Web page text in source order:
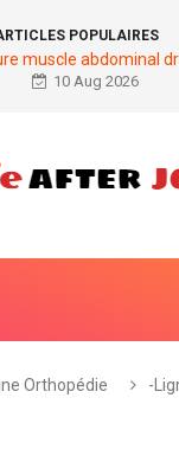
POPULAIRES
muscle abdominal
10 Aug 2026
Orthopédie -